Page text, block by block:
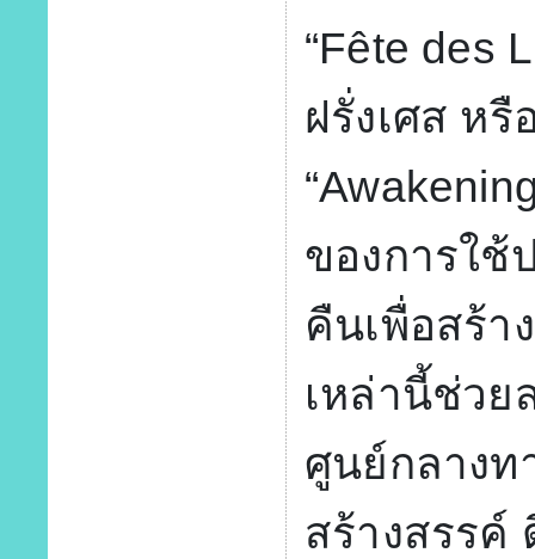
“Fête des
ฝรั่งเศส หรื
ของการใช้
คืนเพื่อสร้า
เหล่านี้ช่วย
ศูนย์กลาง
สร้างสรรค์